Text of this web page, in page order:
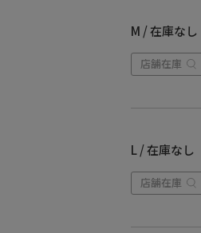
M / 在庫なし
店舗在庫
L / 在庫なし
店舗在庫